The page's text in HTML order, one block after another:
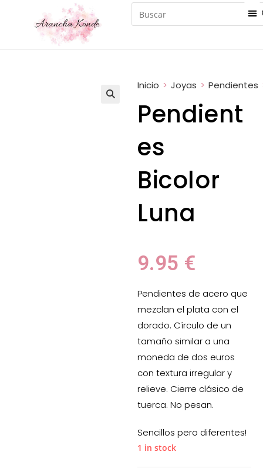
Inicio > Joyas > Pendientes
Pendient
es
Bicolor
Luna
9.95 €
Pendientes de acero que
mezclan el plata con el
dorado. Círculo de un
tamaño similar a una
moneda de dos euros
con textura irregular y
relieve. Cierre clásico de
tuerca. No pesan.
Sencillos pero diferentes!
1 in stock